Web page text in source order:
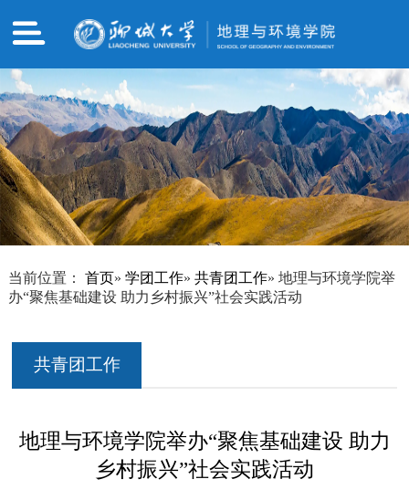
当前位置： 首页» 学团工作» 共青团工作» 地理与环境学院举
办“聚焦基础建设 助力乡村振兴”社会实践活动
共青团工作
地理与环境学院举办“聚焦基础建设 助力
乡村振兴”社会实践活动